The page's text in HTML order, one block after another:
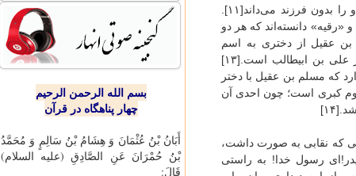
برادر آنان «‌عبدالله‌» ازدواج کرد.[۱۰] مسعودی او را بدون فرزند می‌داند[۱۱].
«‌رقیه‌» دانسته‌اند که هر دو
مسلم بن عقیل از دختری به اسم
«‌حمیده‌» نام می‌برد که مادر وی ام کلثوم دختر علی بن ابیطالب است.[۱۳]
که مسلم بن عقیل با دختر
کبری است؛ چون احدی آن
که نقابی به صورت داشت،
رسول خدا! به راستی
بسم الله الرحمن الرحیم
چهار پناهگاه در قرآن
أَبَانُ بْنُ عُثْمَانَ وَ هِشَامُ بْنُ سَالِمٍ وَ مُحَمَّدُ
بْنُ حُمْرَانَ عَنِ الصَّادِقِ (علیه السلام)
قَالَ: